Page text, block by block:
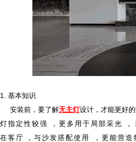
1. 基本知识
安装前，要了解无主灯设计，才能更好
灯指定性较强，更多用于局部采光
在客厅，与沙发搭配使用，更能营造氛